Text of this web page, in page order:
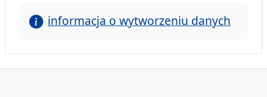
informacja o wytworzeniu danych